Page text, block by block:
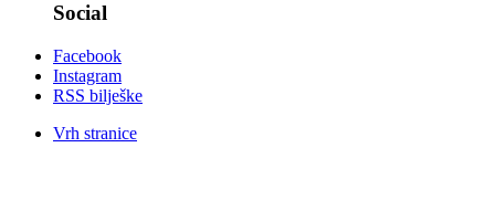
Social
Facebook
Instagram
RSS bilješke
Vrh stranice